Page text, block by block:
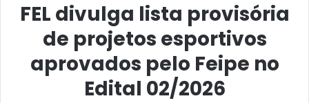
FEL divulga lista provisória
de projetos esportivos
aprovados pelo Feipe no
Edital 02/2026